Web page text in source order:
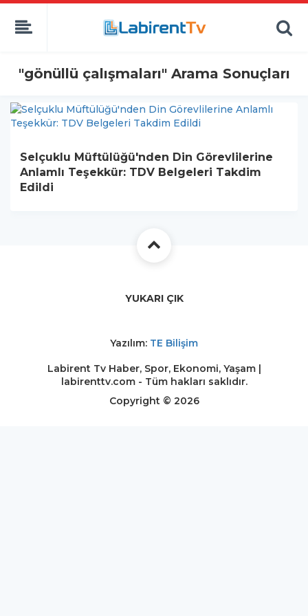
"gönüllü çalışmaları" Arama Sonuçları
Selçuklu Müftülüğü'nden Din Görevlilerine
Anlamlı Teşekkür: TDV Belgeleri Takdim
Edildi
YUKARI ÇIK
Yazılım: TE Bilişim
Labirent Tv Haber, Spor, Ekonomi, Yaşam |
labirenttv.com - Tüm hakları saklıdır.
Copyright © 2026